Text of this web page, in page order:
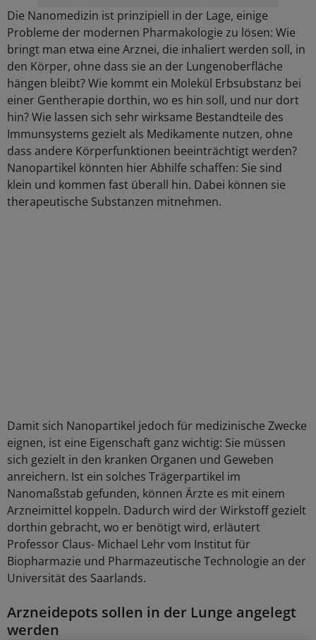
Die Nanomedizin ist prinzipiell in der Lage, einige
Probleme der modernen Pharmakologie zu lösen: Wie
bringt man etwa eine Arznei, die inhaliert werden soll, in
den Körper, ohne dass sie an der Lungenoberfläche
hängen bleibt? Wie kommt ein Molekül Erbsubstanz bei
einer Gentherapie dorthin, wo es hin soll, und nur dort
hin? Wie lassen sich sehr wirksame Bestandteile des
Immunsystems gezielt als Medikamente nutzen, ohne
dass andere Körperfunktionen beeinträchtigt werden?
Nanopartikel könnten hier Abhilfe schaffen: Sie sind
klein und kommen fast überall hin. Dabei können sie
therapeutische Substanzen mitnehmen.
Damit sich Nanopartikel jedoch für medizinische Zwecke
eignen, ist eine Eigenschaft ganz wichtig: Sie müssen
sich gezielt in den kranken Organen und Geweben
anreichern. Ist ein solches Trägerpartikel im
Nanomaßstab gefunden, können Ärzte es mit einem
Arzneimittel koppeln. Dadurch wird der Wirkstoff gezielt
dorthin gebracht, wo er benötigt wird, erläutert
Professor Claus- Michael Lehr vom Institut für
Biopharmazie und Pharmazeutische Technologie an der
Universität des Saarlands.
Arzneidepots sollen in der Lunge angelegt
werden